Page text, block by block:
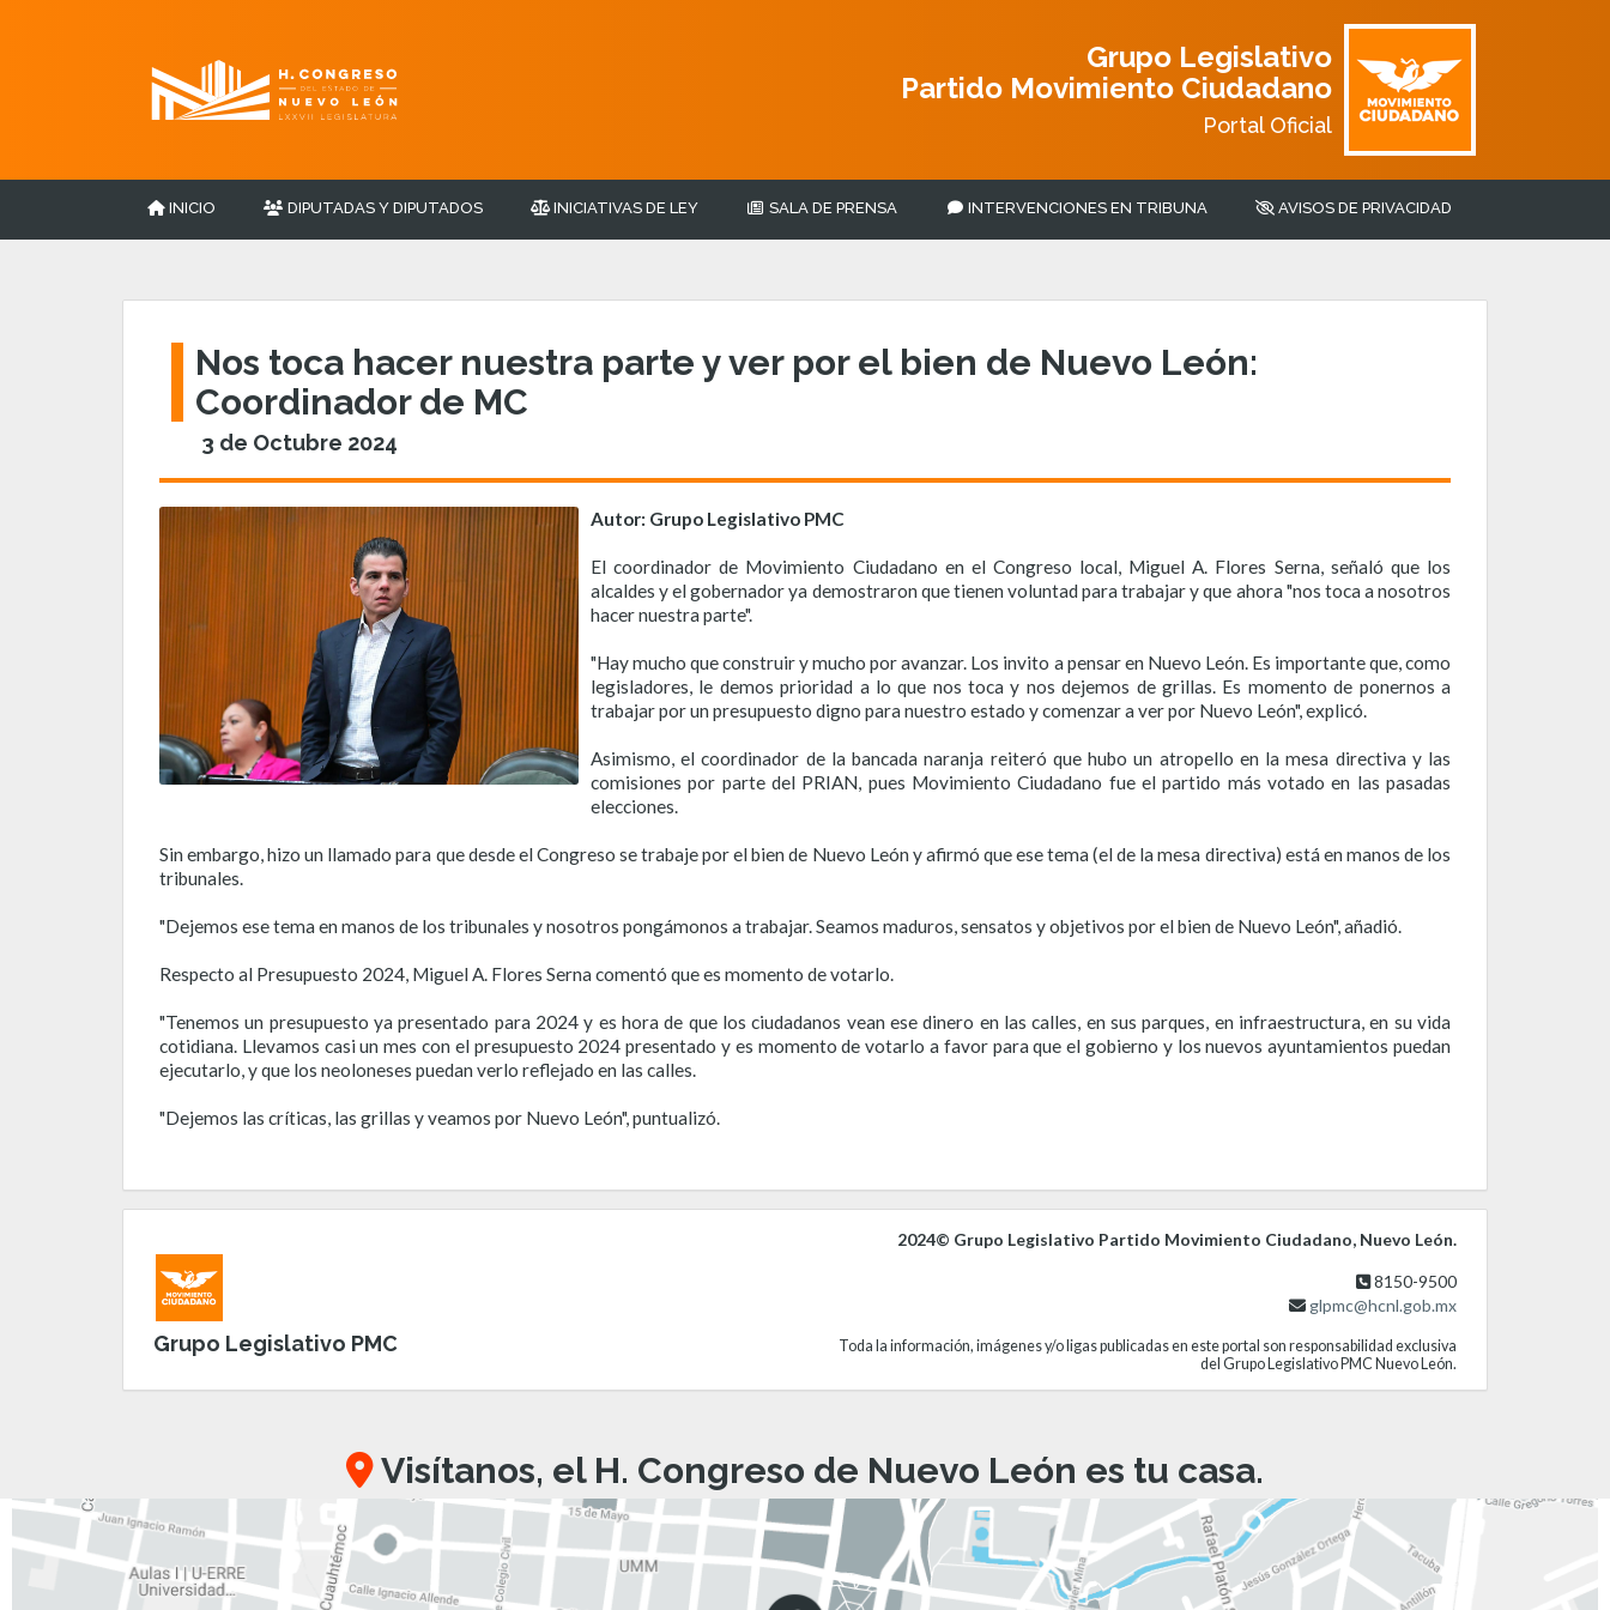
Grupo Legislativo
Partido Movimiento Ciudadano
Portal Oficial
INICIO DIPUTADAS Y DIPUTADOS INICIATIVAS DE LEY SALA DE PRENSA INTERVENCIONES EN TRIBUNA AVISOS DE PRIVACIDAD
Nos toca hacer nuestra parte y ver por el bien de Nuevo León:
Coordinador de MC
3 de Octubre 2024
Autor: Grupo Legislativo PMC
El coordinador de Movimiento Ciudadano en el Congreso local, Miguel A. Flores Serna, señaló que los
alcaldes y el gobernador ya demostraron que tienen voluntad para trabajar y que ahora "nos toca a nosotros
hacer nuestra parte".
"Hay mucho que construir y mucho por avanzar. Los invito a pensar en Nuevo León. Es importante que, como
legisladores, le demos prioridad a lo que nos toca y nos dejemos de grillas. Es momento de ponernos a
trabajar por un presupuesto digno para nuestro estado y comenzar a ver por Nuevo León", explicó.
Asimismo, el coordinador de la bancada naranja reiteró que hubo un atropello en la mesa directiva y las
comisiones por parte del PRIAN, pues Movimiento Ciudadano fue el partido más votado en las pasadas
elecciones.
Sin embargo, hizo un llamado para que desde el Congreso se trabaje por el bien de Nuevo León y afirmó que ese tema (el de la mesa directiva) está en manos de los
tribunales.
"Dejemos ese tema en manos de los tribunales y nosotros pongámonos a trabajar. Seamos maduros, sensatos y objetivos por el bien de Nuevo León", añadió.
Respecto al Presupuesto 2024, Miguel A. Flores Serna comentó que es momento de votarlo.
"Tenemos un presupuesto ya presentado para 2024 y es hora de que los ciudadanos vean ese dinero en las calles, en sus parques, en infraestructura, en su vida
cotidiana. Llevamos casi un mes con el presupuesto 2024 presentado y es momento de votarlo a favor para que el gobierno y los nuevos ayuntamientos puedan
ejecutarlo, y que los neoloneses puedan verlo reflejado en las calles.
"Dejemos las críticas, las grillas y veamos por Nuevo León", puntualizó.
Grupo Legislativo PMC
2024© Grupo Legislativo Partido Movimiento Ciudadano, Nuevo León.
8150-9500
glpmc@hcnl.gob.mx
Toda la información, imágenes y/o ligas publicadas en este portal son responsabilidad exclusiva
del Grupo Legislativo PMC Nuevo León.
Visítanos, el H. Congreso de Nuevo León es tu casa.